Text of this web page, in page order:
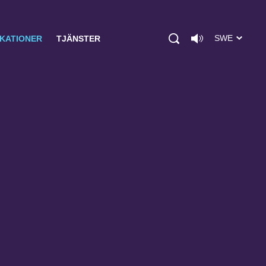
TJÄNSTER SWE